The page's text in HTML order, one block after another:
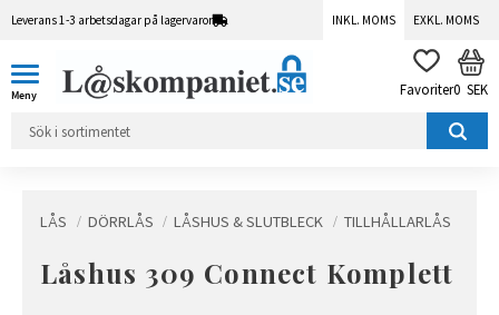
Leverans 1-3 arbetsdagar på lagervaror INKL. MOMS EXKL. MOMS
FAVORITER
0 SEK
LÅS DÖRRLÅS LÅSHUS & SLUTBLECK TILLHÅLLARLÅS
Låshus 309 Connect Komplett